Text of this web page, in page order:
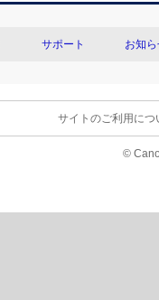
サポート お知
サイトのご利用につ
©